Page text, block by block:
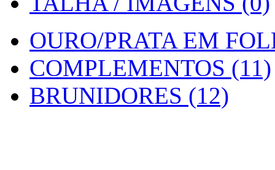
OURO/PRATA EM
COMPLEMENTOS (11)
BRUNIDORES (12)